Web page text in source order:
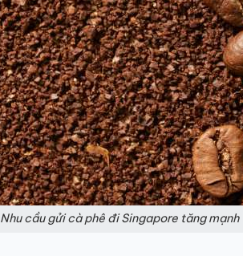
Nhu cầu gửi cà phê đi Singapore tăng